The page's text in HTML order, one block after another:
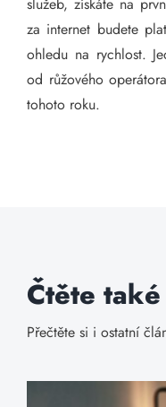
za internet budete
ohledu na rychlost.
od růžového
tohoto roku.
Čtěte také
Přečtěte si i ostatní